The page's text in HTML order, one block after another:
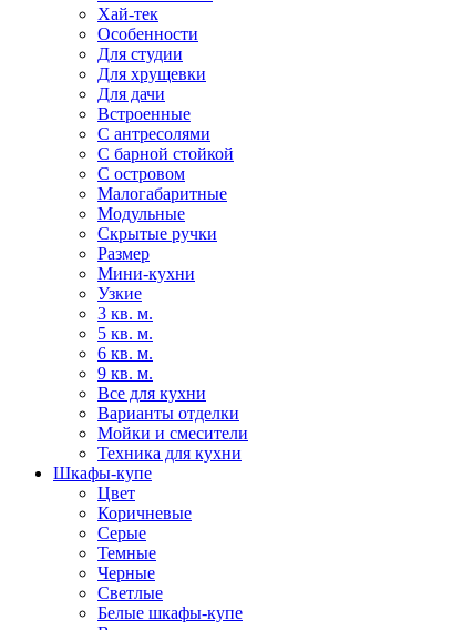
Хай-тек
Особенности
Для студии
Для хрущевки
Для дачи
Встроенные
С антресолями
С барной стойкой
С островом
Малогабаритные
Модульные
Скрытые ручки
Размер
Мини-кухни
Узкие
3 кв. м.
5 кв. м.
6 кв. м.
9 кв. м.
Все для кухни
Варианты отделки
Мойки и смесители
Техника для кухни
Шкафы-купе
Цвет
Коричневые
Серые
Темные
Черные
Светлые
Белые шкафы-купе